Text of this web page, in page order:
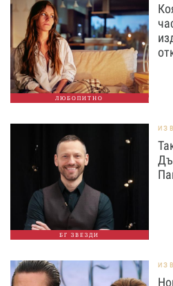
ЛЮБОПИТНО
БГ ЗВЕЗДИ